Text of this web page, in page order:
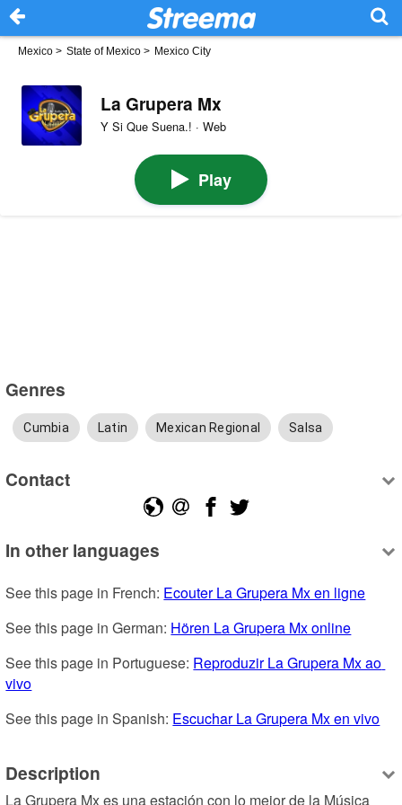
Mexico > State of Mexico > Mexico City
La Grupera Mx
Y Si Que Suena.! · Web
Play
Genres
Cumbia Latin Mexican Regional Salsa
Contact
In other languages
See this page in French: Ecouter La Grupera Mx en ligne
See this page in German: Hören La Grupera Mx online
See this page in Portuguese: Reproduzir La Grupera Mx ao
vivo
See this page in Spanish: Escuchar La Grupera Mx en vivo
Description
La Grupera Mx es una estación con lo mejor de la Música